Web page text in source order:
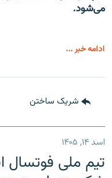
می‌شود.
ادامه خبر ...
شریک ساختن
اسد ۱۴, ۱۴۰۵
تیم ملی فوتسال